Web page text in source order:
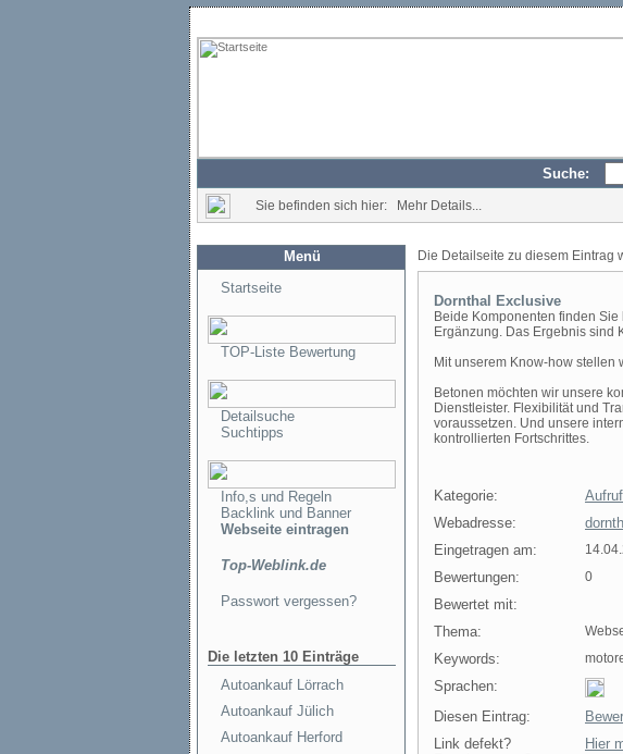
Suche:
Sie befinden sich hier: Mehr Details...
Menü
Startseite
TOP-Liste Bewertung
Detailsuche
Suchtipps
Info,s und Regeln
Backlink und Banner
Webseite eintragen
Top-Weblink.de
Passwort vergessen?
Die letzten 10 Einträge
Autoankauf Lörrach
Autoankauf Jülich
Autoankauf Herford
Die Detailseite zu diesem Eintrag
Dornthal Exclusive
Beide Komponenten finden
Ergänzung. Das Ergebnis sind
Mit unserem Know-how stellen
Betonen möchten wir unsere
Dienstleister. Flexibilität und
voraussetzen. Und unsere
kontrollierten Fortschrittes.
Kategorie:
Webadresse:
Eingetragen am:
Bewertungen: 0
Bewertet mit:
Thema:
Keywords:
Sprachen:
Diesen Eintrag:
Link defekt?
Hier